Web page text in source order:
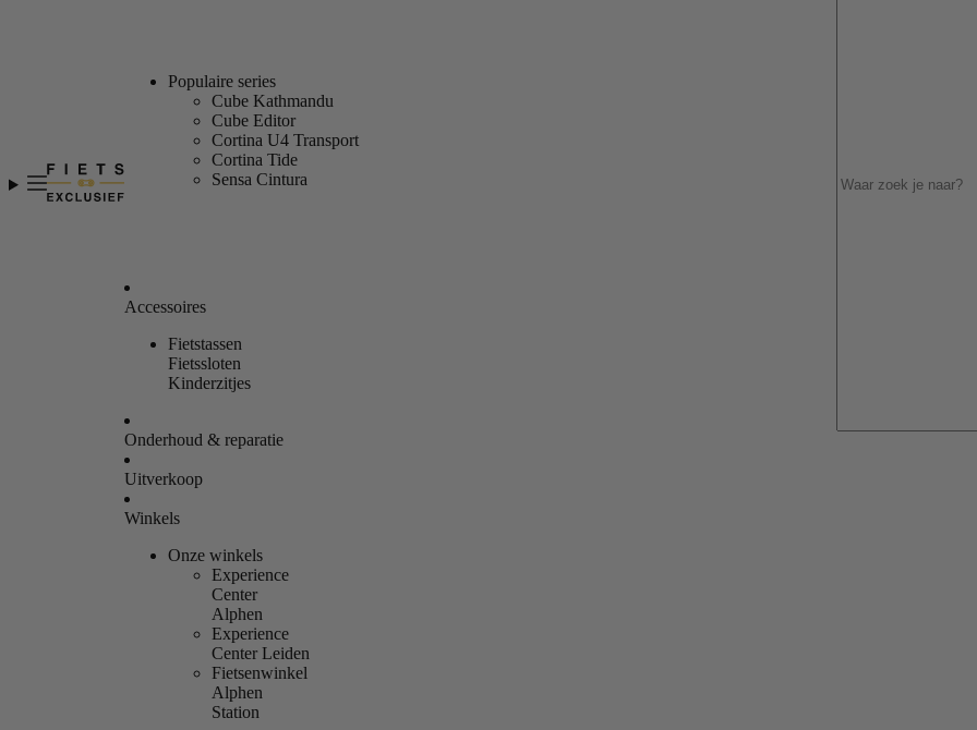
Populaire series
Cube Kathmandu
Cube Editor
Cortina U4 Transport
Cortina Tide
Sensa Cintura
Accessoires
Fietstassen
Fietssloten
Kinderzitjes
Onderhoud & reparatie
Uitverkoop
Winkels
Onze winkels
Experience
Center
Alphen
Experience
Center Leiden
Fietsenwinkel
Alphen
Station